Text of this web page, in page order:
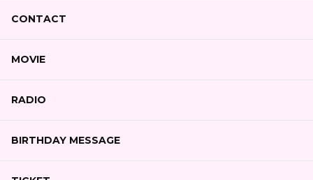
CONTACT
MOVIE
RADIO
BIRTHDAY MESSAGE